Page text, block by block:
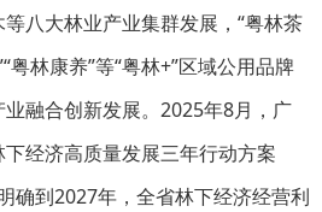
八大林业产业集群发展，“粤林茶
粤林康养”等“粤林+”区域公用品牌
融合创新发展。2025年8月，广
经济高质量发展三年行动方案
确到2027年，全省林下经济经营利